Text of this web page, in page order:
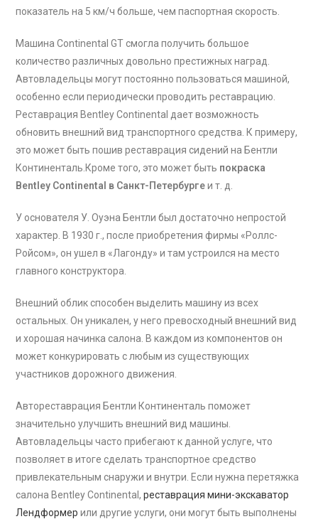
показатель на 5 км/ч больше, чем паспортная скорость.
Машина Continental GT смогла получить большое
количество различных довольно престижных наград.
Автовладельцы могут постоянно пользоваться машиной,
особенно если периодически проводить реставрацию.
Реставрация Bentley Continental дает возможность
обновить внешний вид транспортного средства. К примеру,
это может быть пошив реставрация сидений на Бентли
Континенталь.Кроме того, это может быть покраска
Bentley Continental в Санкт-Петербургеи т. д.
У основателя У. Оуэна Бентли был достаточно непростой
характер. В 1930 г., после приобретения фирмы «Роллс-
Ройсом», он ушел в «Лагонду» и там устроился на место
главного конструктора.
Внешний облик способен выделить машину из всех
остальных. Он уникален, у него превосходный внешний вид
и хорошая начинка салона. В каждом из компонентов он
может конкурировать с любым из существующих
участников дорожного движения.
Автореставрация Бентли Континенталь поможет
значительно улучшить внешний вид машины.
Автовладельцы часто прибегают к данной услуге, что
позволяет в итоге сделать транспортное средство
привлекательным снаружи и внутри. Если нужна перетяжка
салона Bentley Continental,реставрация мини-экскаватор
Лендформер или другие услуги, они могут быть выполнены